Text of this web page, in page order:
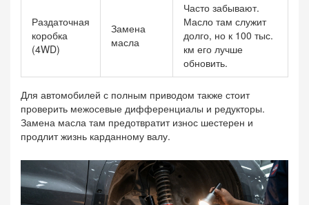
Раздаточная
коробка
(4WD)
Замена
масла
Часто забывают.
Масло там служит
долго, но к 100 тыс.
км его лучше
обновить.
Для автомобилей с полным приводом также стоит
проверить межосевые дифференциалы и редукторы.
Замена масла там предотвратит износ шестерен и
продлит жизнь карданному валу.